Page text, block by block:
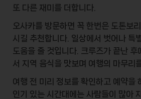
또 다른 재미를 더합니다.
오사카를 방문하면 꼭 한번은 도톤보
시길 추천합니다. 일상에서 벗어나 특
도움을 줄 것입니다. 크루즈가 끝난 후
서 지역 음식을 맛보며 여행의 마무리
여행 전 미리 정보를 확인하고 예약을
인기 있는 시간대에는 사람들이 많아